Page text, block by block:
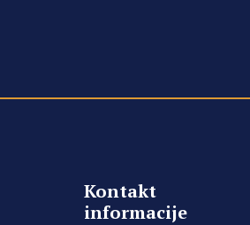
Kontakt
informacije